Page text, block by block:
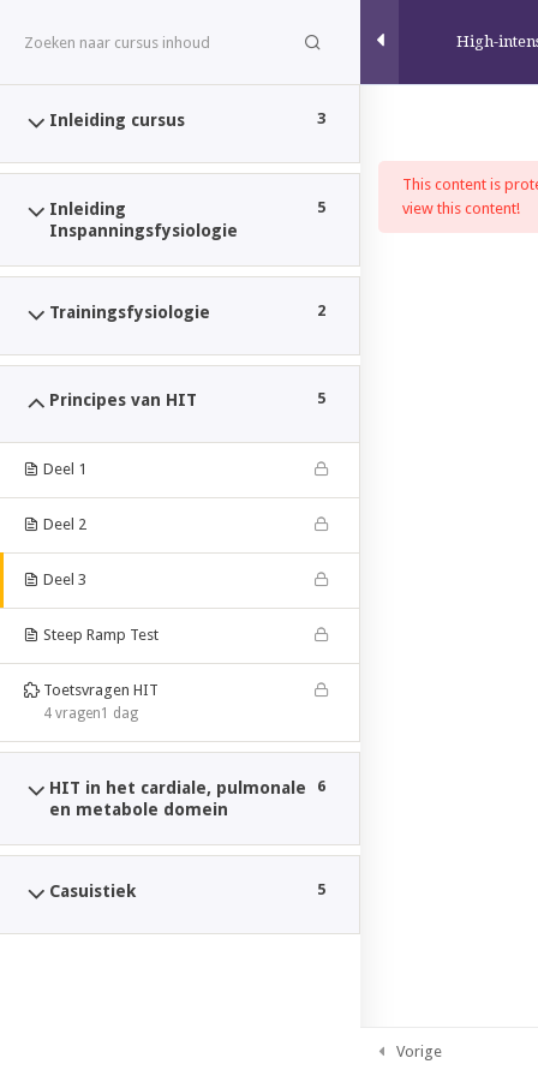
THE PHYSIOLOGY
ACADEMY
Never Stop Learning
MENU
DE
SPRINGEN
Home Online Courses
High-
Inleiding cursus 3
Inleiding
Inspanningsfysiologie
5
Trainingsfysiologie 2
Principes van HIT 5
Deel 1
Deel 2
Deel 3
Steep Ramp Test
Toetsvragen HIT
1 dag
4 vragen
HIT in het cardiale, pulmonale
en metabole domein
6
Casuistiek 5
This content is
view this content!
Vorige
NL
ONDERSTEUND DOOR WORDPRESS
THEMA: MOTIF DOOR